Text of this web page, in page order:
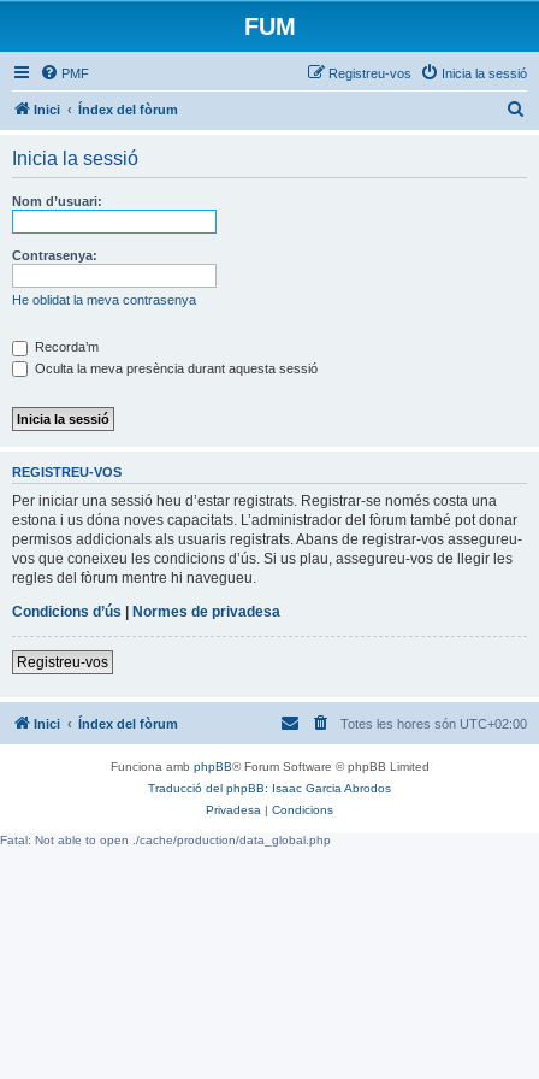
FUM
PMF Inicia la sessió
Registreu-vos
Inici Índex del fòrum
Inicia la sessió
Nom d’usuari:
Contrasenya:
He oblidat la meva contrasenya
Recorda’m
Oculta la meva presència durant aquesta sessió
REGISTREU-VOS
Per iniciar una sessió heu d’estar registrats. Registrar-se només costa una
estona i us dóna noves capacitats. L’administrador del fòrum també pot donar
permisos addicionals als usuaris registrats. Abans de registrar-vos assegureu-
vos que coneixeu les condicions d’ús. Si us plau, assegureu-vos de llegir les
regles del fòrum mentre hi navegueu.
Condicions d’ús | Normes de privadesa
Registreu-vos
Inici Índex del fòrum Totes les hores són UTC+02:00
Funciona amb phpBB® Forum Software © phpBB Limited
Traducció del phpBB: Isaac Garcia Abrodos
Privadesa | Condicions
Fatal: Not able to open ./cache/production/data_global.php